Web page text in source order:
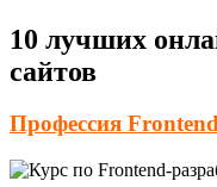
10 лучших
сайтов
Профессия